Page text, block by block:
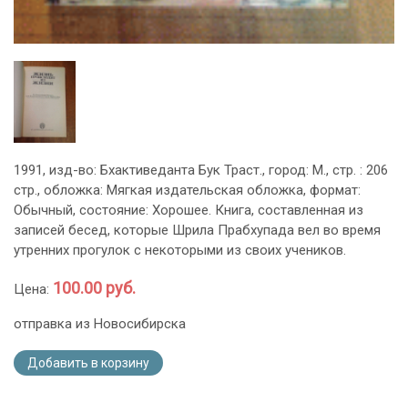
1991, изд-во: Бхактиведанта Бук Траст., город: М., стр. : 206
стр., обложка: Мягкая издательская обложка, формат:
Обычный, состояние: Хорошее. Книга, составленная из
записей бесед, которые Шрила Прабхупада вел во время
утренних прогулок с некоторыми из своих учеников.
Цена: 100.00 руб.
отправка из Новосибирска
Добавить в корзину